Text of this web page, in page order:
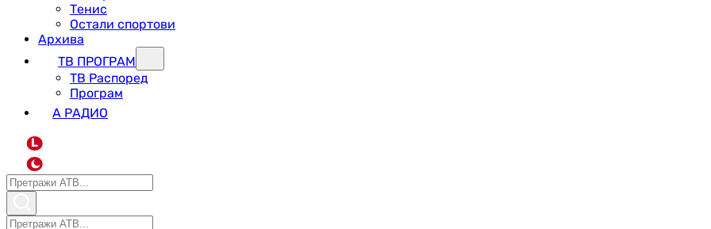
Тенис
Остали спортови
Архива
ТВ ПРОГРАМ
ТВ Распоред
Програм
А РАДИО
L